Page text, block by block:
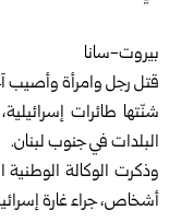
بيروت-سانا
قتل رجل وامرأة وأصيب
شنّتها طائرات
البلدات فيجنوب لبنان.
وذكرت الوكالة الوطنية
أشخاص، جراء غارة